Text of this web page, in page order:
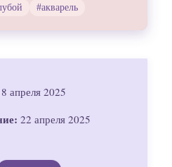
#акварель
апреля 2025
22 апреля 2025